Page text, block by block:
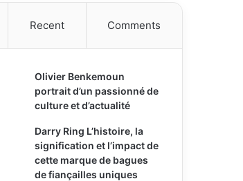
Recent Comments
Olivier Benkemoun
portrait d’un passionné de
culture et d’actualité
Darry Ring L’histoire, la
signification et l’impact de
cette marque de bagues
de fiançailles uniques